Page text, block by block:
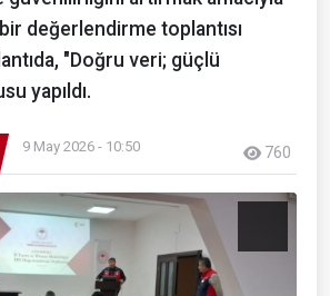
değerlendirme toplantısı
"Doğru veri; güçlü
yapıldı.
9 May 2026 - 10:50 760